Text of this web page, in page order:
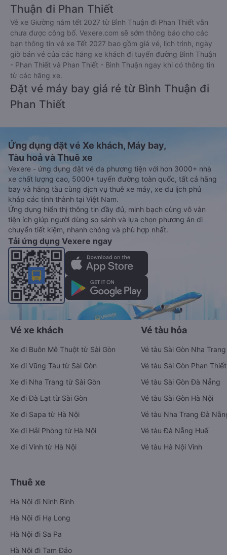
Thuận đi Phan Thiết
Vé xe Giường nằm tết 2027 từ Bình Thuận đi Phan Thiết vẫn
chưa được công bố. Vexere.com sẽ sớm thông báo cho các
bạn thông tin vé xe Tết 2027 bao gồm giá vé, lịch trình, ngày
giờ bán vé của các hãng xe khách đi tuyến đường Bình Thuận
- Phan Thiết và Phan Thiết - Bình Thuận ngay khi có thông tin
từ các hãng xe.
Đặt vé máy bay giá rẻ từ Bình Thuận đi
Phan Thiết
Ứng dụng đặt vé Xe khách, Máy bay,
Tàu hoả và Thuê xe
Vexere - ứng dụng đặt vé đa phương tiện với hơn 3000+ nhà
xe chất lượng cao, 5000+ tuyến đường toàn quốc, tất cả hãng
bay và hãng tàu cùng dịch vụ thuê xe máy, xe du lịch phủ
khắp các tỉnh thành tại Việt Nam.
Ứng dụng hiển thị thông tin đầy đủ, minh bạch cùng vô vàn
tiện ích giúp người dùng so sánh và lựa chọn phương án di
chuyển tiết kiệm, nhanh chóng và phù hợp nhất.
Tải ứng dụng Vexere ngay
Vé xe khách
Xe đi Buôn Mê Thuột từ Sài Gòn
Xe đi Vũng Tàu từ Sài Gòn
Xe đi Nha Trang từ Sài Gòn
Xe đi Đà Lạt từ Sài Gòn
Xe đi Sapa từ Hà Nội
Xe đi Hải Phòng từ Hà Nội
Xe đi Vinh từ Hà Nội
Vé tàu hỏa
Vé tàu Sài Gòn Nha Trang
Vé tàu Sài Gòn Phan Thiết
Vé tàu Sài Gòn Đà Nẵng
Vé tàu Sài Gòn Hà Nội
Vé tàu Nha Trang Đà
Vé tàu Đà Nẵng Huế
Vé tàu Hà Nội Vinh
Thuê xe
Hà Nội đi Ninh Bình
Hà Nội đi Hạ Long
Hà Nội đi Sa Pa
Hà Nội đi Tam Đảo